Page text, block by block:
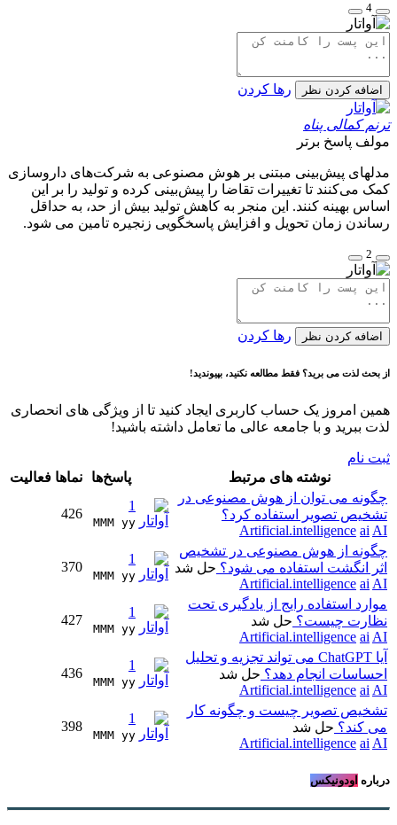
4
اضافه کردن نظر رها کردن
ترنم کمالی پناه
مولف پاسخ برتر
مدلهای پیش‌بینی مبتنی بر هوش مصنوعی به شرکت‌های داروسازی
کمک می‌کنند تا تغییرات تقاضا را پیش‌بینی کرده و تولید را بر این
اساس بهینه کنند. این منجر به کاهش تولید بیش از حد، به حداقل
رساندن زمان تحویل و افزایش پاسخگویی زنجیره تامین می شود.
2
اضافه کردن نظر رها کردن
از بحث لذت می برید؟ فقط مطالعه نکنید، بپیوندید!
همین امروز یک حساب کاربری ایجاد کنید تا از ویژگی های انحصاری
لذت ببرید و با جامعه عالی ما تعامل داشته باشید!
ثبت نام
نوشته های مرتبط
پاسخ‌ها نماها فعالیت
چگونه می توان از هوش مصنوعی در
تشخیص تصویر استفاده کرد؟
Artificial.intelligence ai AI
1
MMM yy
426
چگونه از هوش مصنوعی در تشخیص
اثر انگشت استفاده می شود؟ حل شد
Artificial.intelligence ai AI
1
MMM yy
370
موارد استفاده رایج از یادگیری تحت
نظارت چیست؟ حل شد
Artificial.intelligence ai AI
1
MMM yy
427
آیا ChatGPT می تواند تجزیه و تحلیل
احساسات انجام دهد؟ حل شد
Artificial.intelligence ai AI
1
MMM yy
436
تشخیص تصویر چیست و چگونه کار
می کند؟ حل شد
Artificial.intelligence ai AI
1
MMM yy
398
درباره اودونیکس